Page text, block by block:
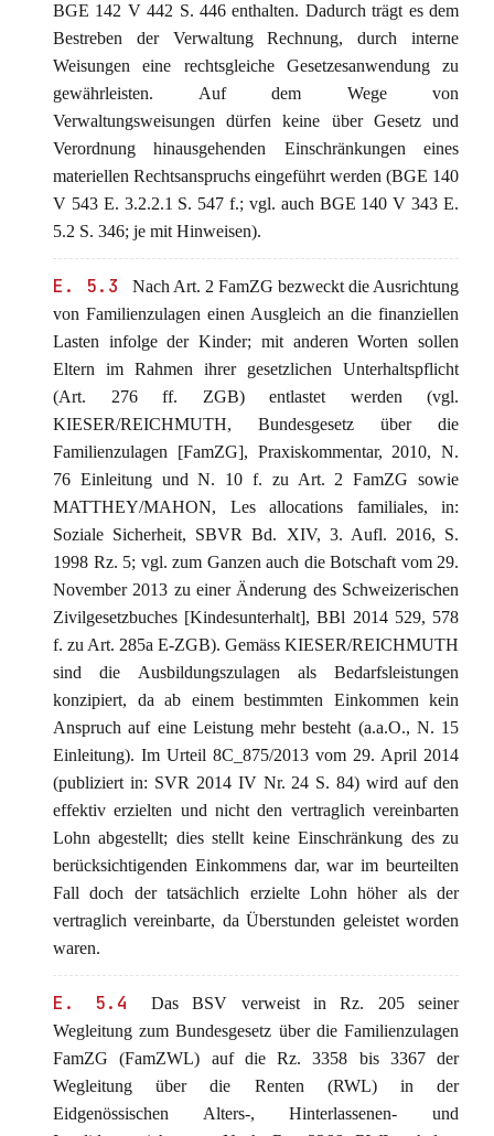
BGE 142 V 442 S. 446 enthalten. Dadurch trägt es dem
Bestreben der Verwaltung Rechnung, durch interne
Weisungen eine rechtsgleiche Gesetzesanwendung zu
gewährleisten. Auf dem Wege von
Verwaltungsweisungen dürfen keine über Gesetz und
Verordnung hinausgehenden Einschränkungen eines
materiellen Rechtsanspruchs eingeführt werden (BGE 140
V 543 E. 3.2.2.1 S. 547 f.; vgl. auch BGE 140 V 343 E.
5.2 S. 346; je mit Hinweisen).
E. 5.3
Nach Art. 2 FamZG bezweckt die Ausrichtung
von Familienzulagen einen Ausgleich an die finanziellen
Lasten infolge der Kinder; mit anderen Worten sollen
Eltern im Rahmen ihrer gesetzlichen Unterhaltspflicht
(Art. 276 ff. ZGB) entlastet werden (vgl.
KIESER/REICHMUTH, Bundesgesetz über die
Familienzulagen [FamZG], Praxiskommentar, 2010, N.
76 Einleitung und N. 10 f. zu Art. 2 FamZG sowie
MATTHEY/MAHON, Les allocations familiales, in:
Soziale Sicherheit, SBVR Bd. XIV, 3. Aufl. 2016, S.
1998 Rz. 5; vgl. zum Ganzen auch die Botschaft vom 29.
November 2013 zu einer Änderung des Schweizerischen
Zivilgesetzbuches [Kindesunterhalt], BBl 2014 529, 578
f. zu Art. 285a E-ZGB). Gemäss KIESER/REICHMUTH
sind die Ausbildungszulagen als Bedarfsleistungen
konzipiert, da ab einem bestimmten Einkommen kein
Anspruch auf eine Leistung mehr besteht (a.a.O., N. 15
Einleitung). Im Urteil 8C_875/2013 vom 29. April 2014
(publiziert in: SVR 2014 IV Nr. 24 S. 84) wird auf den
effektiv erzielten und nicht den vertraglich vereinbarten
Lohn abgestellt; dies stellt keine Einschränkung des zu
berücksichtigenden Einkommens dar, war im beurteilten
Fall doch der tatsächlich erzielte Lohn höher als der
vertraglich vereinbarte, da Überstunden geleistet worden
waren.
E. 5.4
Das BSV verweist in Rz. 205 seiner
Wegleitung zum Bundesgesetz über die Familienzulagen
FamZG (FamZWL) auf die Rz. 3358 bis 3367 der
Wegleitung über die Renten (RWL) in der
Eidgenössischen Alters-, Hinterlassenen- und